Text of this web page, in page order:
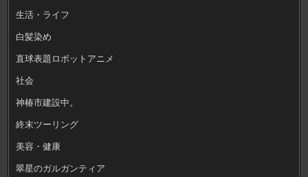
生活・ライフ
白髪染め
直球表題ロボットアニメ
社会
神椿市建設中。
終末ツーリング
美容・健康
翠星のガルガンティア